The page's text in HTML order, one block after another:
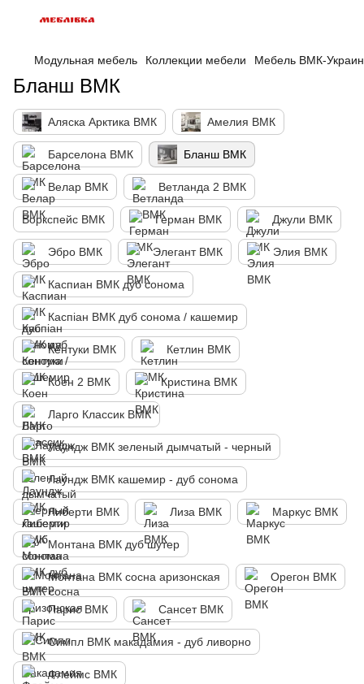
Модульная мебель Коллекции мебели Мебель ВМК-
Бланш ВМК
Аляска Арктика ВМК Амелия ВМК
Барселона ВМК Бланш ВМК
Велар ВМК Ветланда 2 ВМК
Воркспейс ВМК Герман ВМК Джули ВМК
Эбро ВМК Элегант ВМК Элия ВМК
Каспиан ВМК дуб сонома
Каспіан ВМК дуб сонома / кашемир
Кентуки ВМК Кетлин ВМК
Коен 2 ВМК Кристина ВМК
Ларго Классик ВМК
Лаундж ВМК зеленый дымчатый - черный
Лаундж ВМК кашемир - дуб сонома
Либерти ВМК Лиза ВМК Маркус ВМК
Монтана ВМК дуб шутер
Монтана ВМК сосна аризонская Орегон ВМК
Парис ВМК Сансет ВМК
Симпл ВМК макадамия - дуб ливорно
Флеймс ВМК